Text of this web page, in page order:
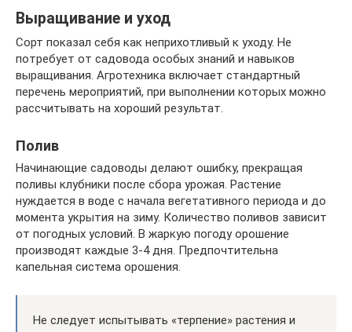
Выращивание и уход
Сорт показал себя как неприхотливый к уходу. Не
потребует от садовода особых знаний и навыков
выращивания. Агротехника включает стандартный
перечень мероприятий, при выполнении которых можно
рассчитывать на хороший результат.
Полив
Начинающие садоводы делают ошибку, прекращая
поливы клубники после сбора урожая. Растение
нуждается в воде с начала вегетативного периода и до
момента укрытия на зиму. Количество поливов зависит
от погодных условий. В жаркую погоду орошение
производят каждые 3-4 дня. Предпочтительна
капельная система орошения.
Не следует испытывать «терпение» растения и